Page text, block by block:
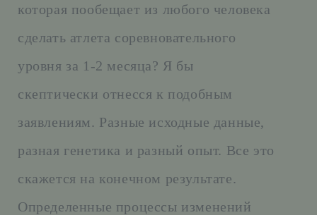
которая пообещает из любого человека
сделать атлета соревновательного
уровня за 1-2 месяца? Я бы
скептически отнесся к подобным
заявлениям. Разные исходные данные,
разная генетика и разный опыт. Все это
скажется на конечном результате.
Определенные процессы изменений